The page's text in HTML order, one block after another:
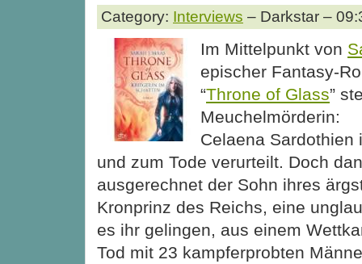
Category: Interviews – Darkstar –
Im Mittelpunkt von
epischer Fantasy-
“Throne of Glass”
Meuchelmörderin:
Celaena Sardothien
und zum Tode verurteilt. Doch
ausgerechnet der Sohn ihres
Kronprinz des Reichs, eine
es ihr gelingen, aus einem
Tod mit 23 kampferprobten